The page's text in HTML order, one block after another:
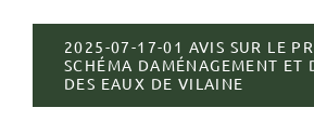
Rechercher:
2025-07-17-01 AVIS SUR LE
SCHÉMA DAMÉNAGEMENT ET
DES EAUX DE VILAINE